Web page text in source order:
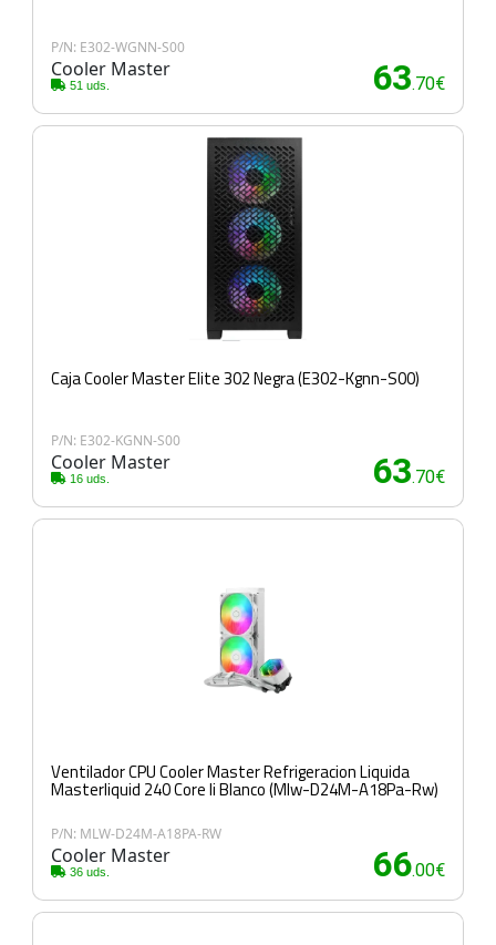
P/N: E302-WGNN-S00
Cooler Master
51 uds. 63.70€
Caja Cooler Master Elite 302 Negra (E302-Kgnn-S00)
P/N: E302-KGNN-S00
Cooler Master
16 uds. 63.70€
Ventilador CPU Cooler Master Refrigeracion Liquida
Masterliquid 240 Core Ii Blanco (Mlw-D24M-A18Pa-Rw)
P/N: MLW-D24M-A18PA-RW
Cooler Master
36 uds. 66.00€